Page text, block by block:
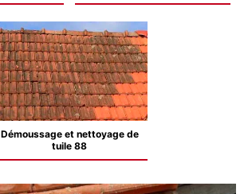
Démoussage et nettoyage de
tuile 88